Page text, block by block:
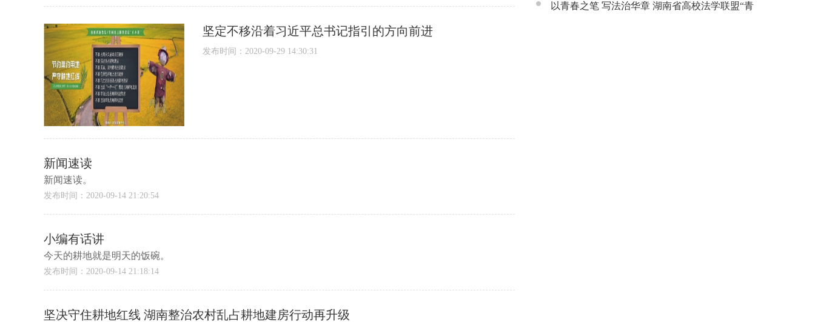
坚定不移沿着习近平总书记指引的方向前进
发布时间：2020-09-29 14:30:31
新闻速读
新闻速读。
发布时间：2020-09-14 21:20:54
小编有话讲
今天的耕地就是明天的饭碗。
发布时间：2020-09-14 21:18:14
坚决守住耕地红线 湖南整治农村乱占耕地建房行动再升级
讲走进七星街镇仙洞中学
以青春之笔 写法治华章 湖南省高校法学联盟“青